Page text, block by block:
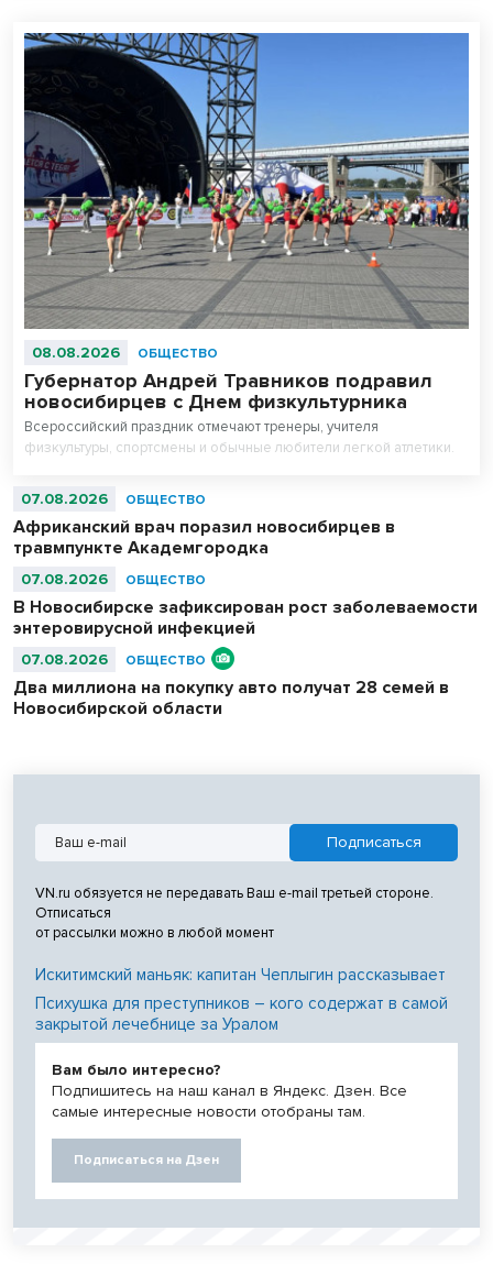
08.08.2026 ОБЩЕСТВО
Губернатор Андрей Травников подравил
новосибирцев с Днем физкультурника
Всероссийский праздник отмечают тренеры, учителя
физкультуры, спортсмены и обычные любители легкой атлетики.
07.08.2026 ОБЩЕСТВО
Африканский врач поразил новосибирцев в
травмпункте Академгородка
07.08.2026 ОБЩЕСТВО
В Новосибирске зафиксирован рост заболеваемости
энтеровирусной инфекцией
07.08.2026 ОБЩЕСТВО
Два миллиона на покупку авто получат 28 семей в
Новосибирской области
VN.ru обязуется не передавать Ваш e-mail третьей стороне.
Отписаться
от рассылки можно в любой момент
Искитимский маньяк: капитан Чеплыгин рассказывает
Психушка для преступников – кого содержат в самой
закрытой лечебнице за Уралом
Вам было интересно?
Подпишитесь на наш канал в Яндекс. Дзен. Все
самые интересные новости отобраны там.
Подписаться на Дзен